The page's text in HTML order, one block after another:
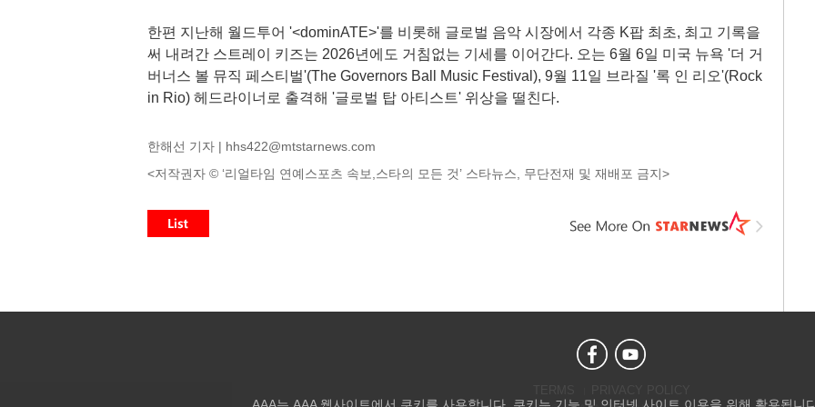
한편 지난해 월드투어 '<dominATE>'를 비롯해 글로벌 음악 시장에서 각종 K팝 최초, 최고 기록을
써 내려간 스트레이 키즈는 2026년에도 거침없는 기세를 이어간다. 오는 6월 6일 미국 뉴욕 '더 거
버너스 볼 뮤직 페스티벌'(The Governors Ball Music Festival), 9월 11일 브라질 '록 인 리오'(Rock
in Rio) 헤드라이너로 출격해 '글로벌 탑 아티스트' 위상을 떨친다.
한해선 기자 | hhs422@mtstarnews.com
<저작권자 © ‘리얼타임 연예스포츠 속보,스타의 모든 것’ 스타뉴스, 무단전재 및 재배포 금지>